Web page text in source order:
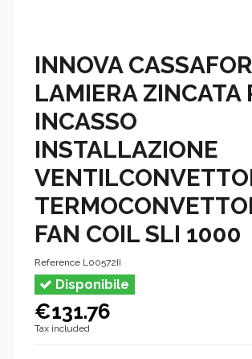
INNOVA
LAMIERA ZINCATA
INCASSO
INSTALLAZIONE
FAN COIL SLI 1000
Reference L00572II
Disponibile
€131.76
Tax included